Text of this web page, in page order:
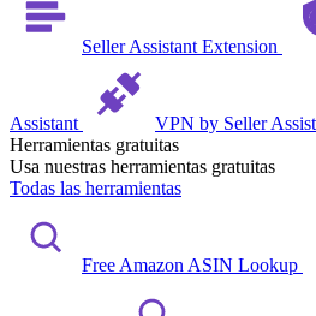
Seller Assistant Extension
Assistant
VPN by Seller
Herramientas gratuitas
Usa nuestras herramientas gratuitas
Todas las herramientas
Free Amazon ASIN Lookup